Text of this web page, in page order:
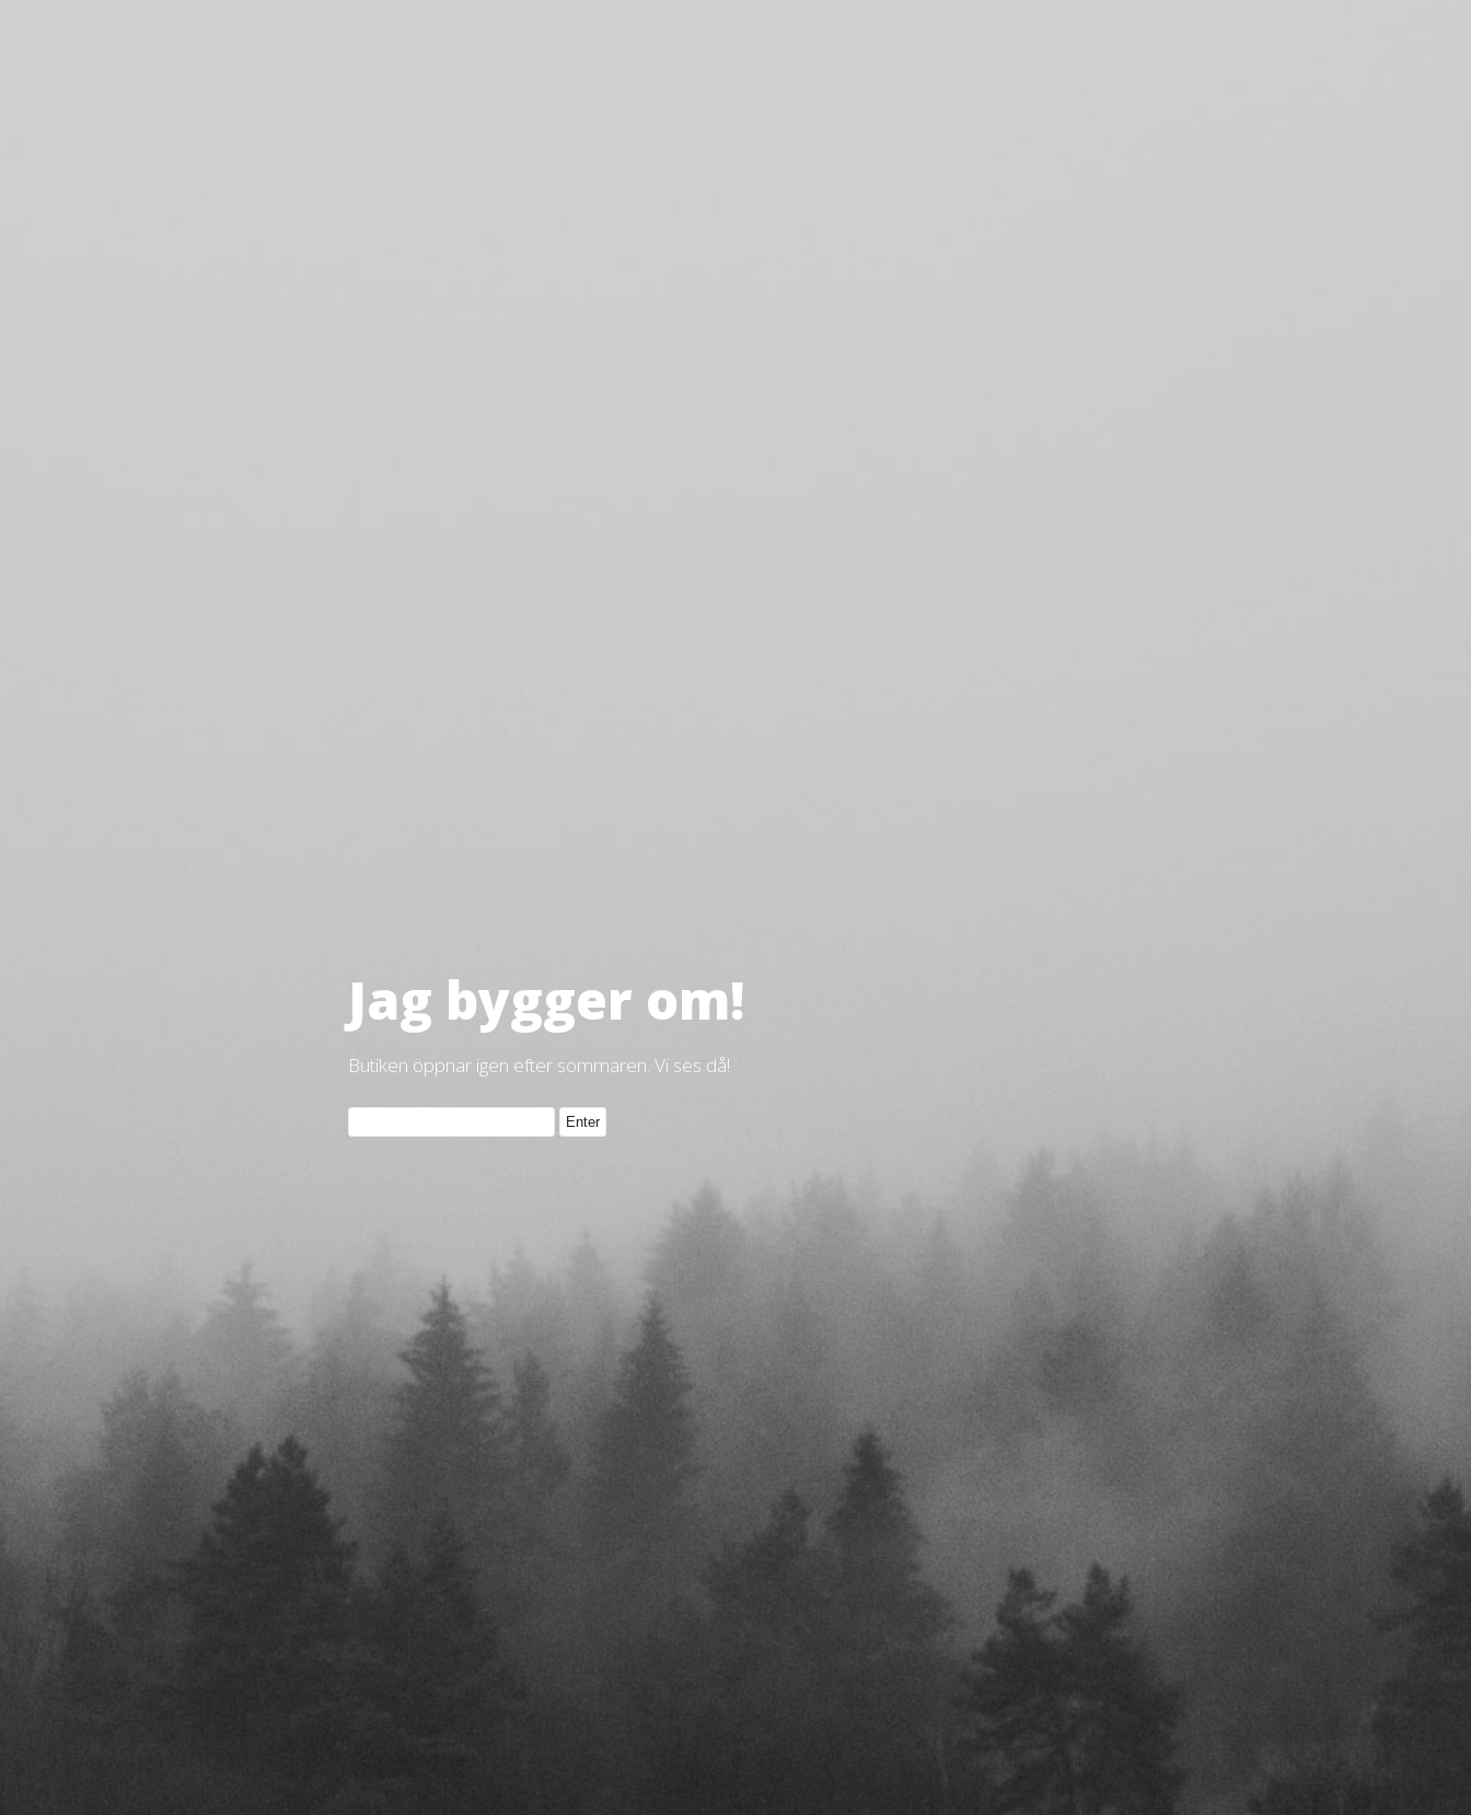
Jag bygger om!
Butiken öppnar igen efter sommaren. Vi ses då!